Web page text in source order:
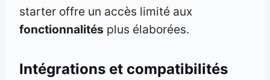
starter offre un accès limité aux
fonctionnalités plus élaborées.
Intégrations et compatibilités